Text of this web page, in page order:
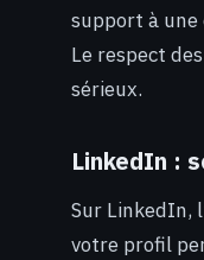
support à une
Le respect
sérieux.
LinkedIn :
Sur LinkedIn,
votre profil